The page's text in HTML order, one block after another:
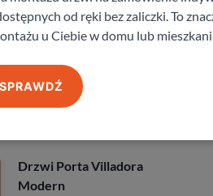
przy wyborze
– drzwi pokojowe
Drzwi Porta Nova
Porta
od ręki bez zaliczki. To
u Ciebie w domu lub
SPRAWDŹ